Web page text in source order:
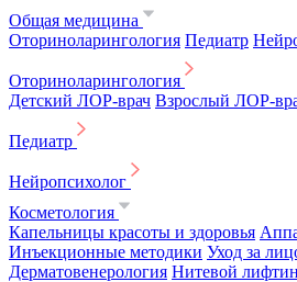
Общая медицина
Оториноларингология Педиатр
Оториноларингология
Детский ЛОР-врач Взрослый ЛОР-
Педиатр
Нейропсихолог
Косметология
Капельницы красоты и здоровья
Инъекционные методики Уход за
Дерматовенерология Нитевой